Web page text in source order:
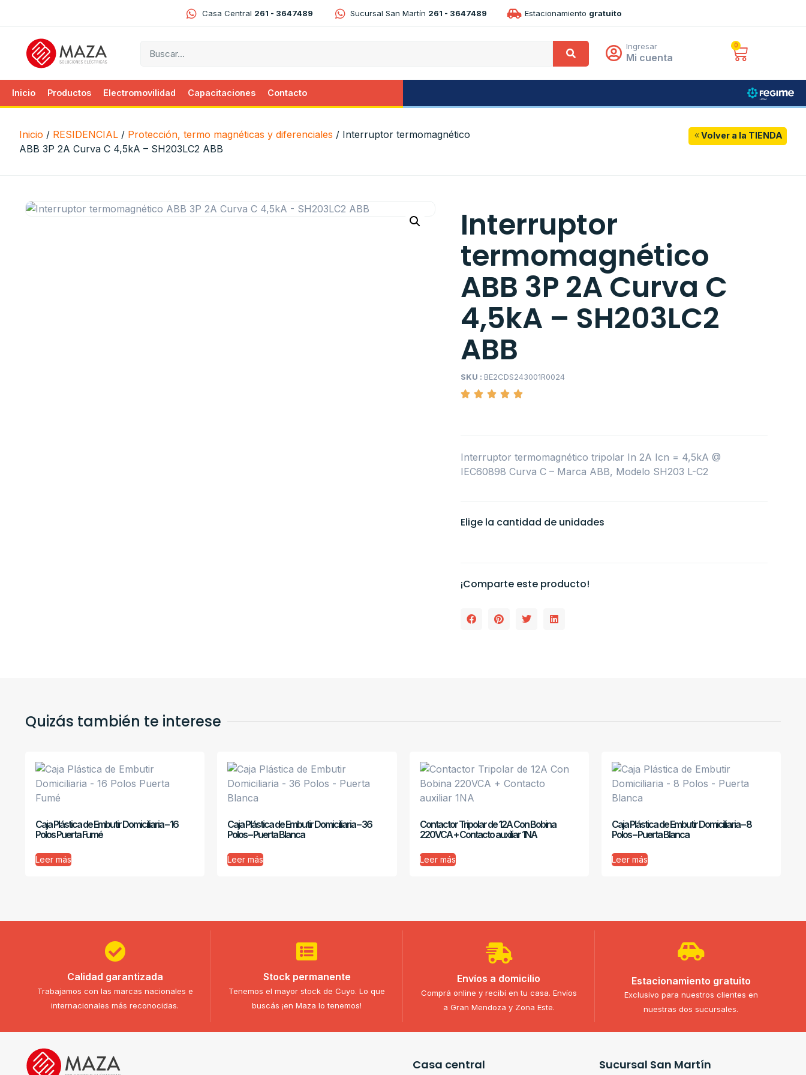
Casa Central 261 - 3647489 Sucursal San Martín 261 - 3647489 Estacionamiento gratuito
Ingresar
Mi cuenta
0
Inicio Productos Electromovilidad Capacitaciones Contacto
Inicio / RESIDENCIAL / Protección, termo magnéticas y diferenciales / Interruptor termomagnético
ABB 3P 2A Curva C 4,5kA – SH203LC2 ABB
Volver a la TIENDA
Interruptor
termomagnético
ABB 3P 2A Curva C
4,5kA – SH203LC2
ABB
SKU : BE2CDS243001R0024
Interruptor termomagnético tripolar In 2A Icn = 4,5kA @
IEC60898 Curva C – Marca ABB, Modelo SH203 L-C2
Elige la cantidad de unidades
¡Comparte este producto!
Quizás también te interese
Caja Plástica de Embutir Domiciliaria – 16
Polos Puerta Fumé
Leer más
Caja Plástica de Embutir Domiciliaria – 36
Polos – Puerta Blanca
Leer más
Contactor Tripolar de 12A Con Bobina
220VCA + Contacto auxiliar 1NA
Leer más
Caja Plástica de Embutir Domiciliaria – 8
Polos – Puerta Blanca
Leer más
Calidad garantizada
Trabajamos con las marcas nacionales e
internacionales más reconocidas.
Stock permanente
Tenemos el mayor stock de Cuyo. Lo que
buscás ¡en Maza lo tenemos!
Envíos a domicilio
Comprá online y recibí en tu casa. Envíos
a Gran Mendoza y Zona Este.
Estacionamiento gratuito
Exclusivo para nuestros clientes en
nuestras dos sucursales.
Casa central Sucursal San Martín